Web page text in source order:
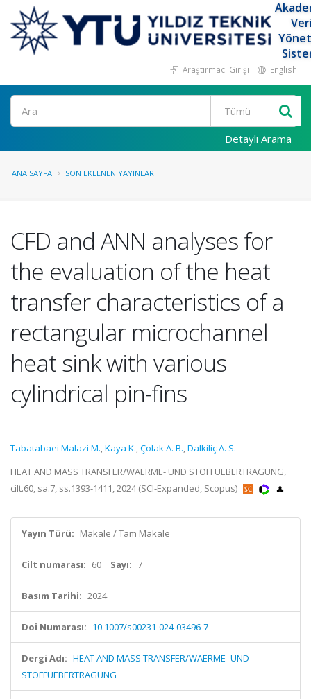
Araştırmacı Girişi English
Ara
Detaylı Arama
ANA SAYFA SON EKLENEN YAYINLAR
CFD and ANN analyses for
the evaluation of the heat
transfer characteristics of a
rectangular microchannel
heat sink with various
cylindrical pin-fins
Tabatabaei Malazi M.,Kaya K.,Çolak A. B.,Dalkiliç A. S.
HEAT AND MASS TRANSFER/WAERME- UND STOFFUEBERTRAGUNG,
cilt.60, sa.7, ss.1393-1411, 2024 (SCI-Expanded, Scopus)
Yayın Türü: Makale / Tam Makale
Cilt numarası: 60 Sayı: 7
Basım Tarihi: 2024
Doi Numarası: 10.1007/s00231-024-03496-7
Dergi Adı: HEAT AND MASS TRANSFER/WAERME- UND
STOFFUEBERTRAGUNG